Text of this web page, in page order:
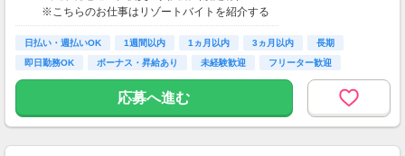
・食事無料
・往復交通費支給（上限あり）
※勤務地による
生活費がかからないので、働いた分のほとんど
を貯金にまわすことができます！
▼月収例
※こちらのお仕事はリゾートバイトを紹介する
募集となっており実際に募集がある勤務地と異
なる場合がございます。
カウンセリングでご希望条件をお伺いし、全国
★お仕事開始までの流れ★
日払い・週払いOK 1週間以内 1ヵ月以内 3ヵ月以内
長期
即日勤務OK
ボーナス・昇給あり 未経験歓迎 フリーター歓迎
応募へ進む